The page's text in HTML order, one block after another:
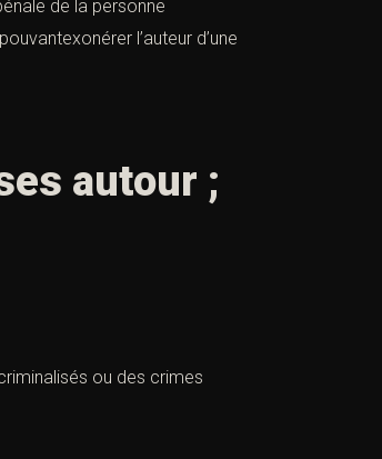
de la personne
l’auteur d’une
autour ;
ou des crimes